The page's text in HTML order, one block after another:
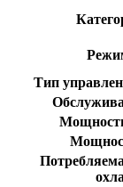
Тип